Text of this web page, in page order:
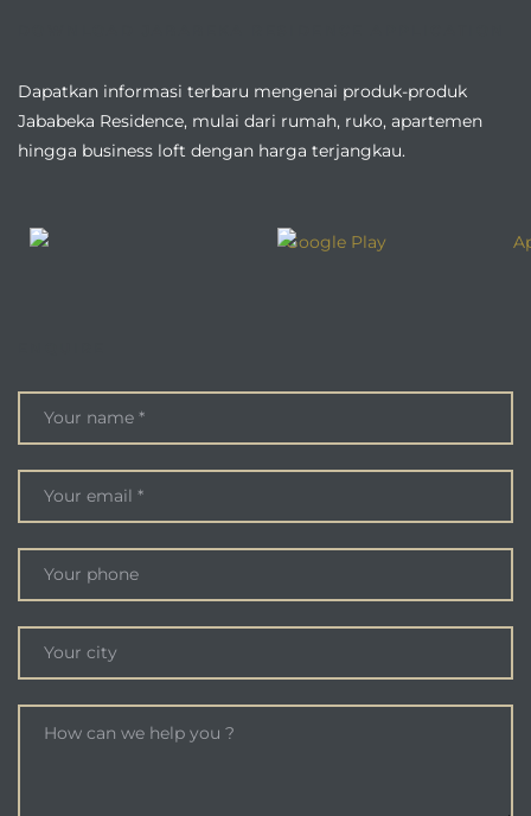
Dapatkan informasi terbaru mengenai produk-produk
Jababeka Residence, mulai dari rumah, ruko, apartemen
hingga business loft dengan harga terjangkau.